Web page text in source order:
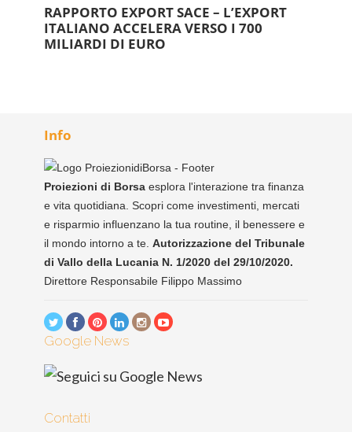
RAPPORTO EXPORT SACE – L’EXPORT
ITALIANO ACCELERA VERSO I 700
MILIARDI DI EURO
Info
Proiezioni di Borsa esplora l'interazione tra finanza
e vita quotidiana. Scopri come investimenti, mercati
e risparmio influenzano la tua routine, il benessere e
il mondo intorno a te. Autorizzazione del Tribunale
di Vallo della Lucania N. 1/2020 del 29/10/2020.
Direttore Responsabile Filippo Massimo
Google News
Contatti